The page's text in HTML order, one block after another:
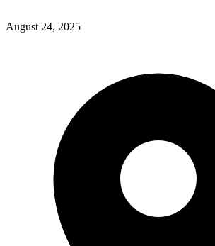
August 24, 2025